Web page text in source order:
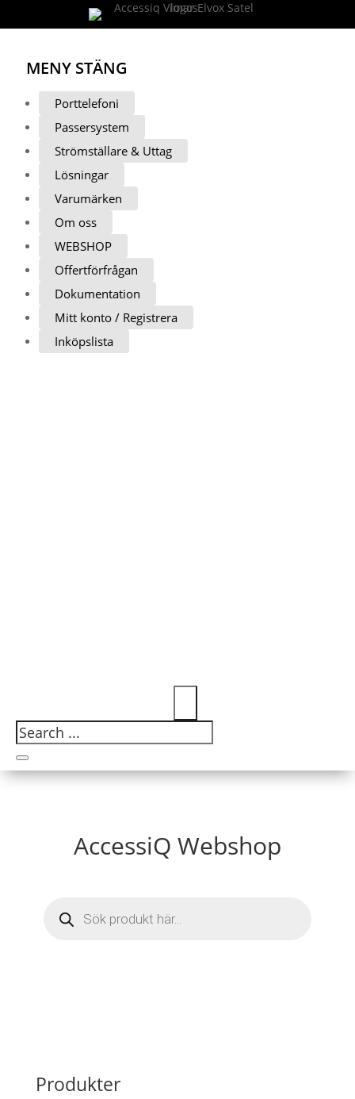
MENY STÄNG
Porttelefoni
Passersystem
Strömställare & Uttag
Lösningar
Varumärken
Om oss
WEBSHOP
Offertförfrågan
Dokumentation
Mitt konto / Registrera
Inköpslista
AccessiQ Webshop
search
Produkter